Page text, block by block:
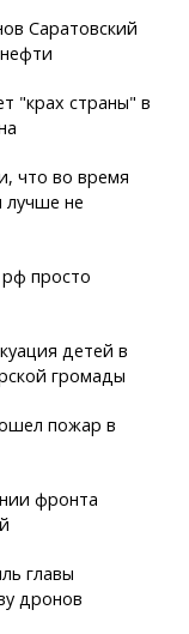
Саратовский
"крах страны" в
что во время
лучше не
просто
детей в
громады
пожар в
фронта
главы
дронов